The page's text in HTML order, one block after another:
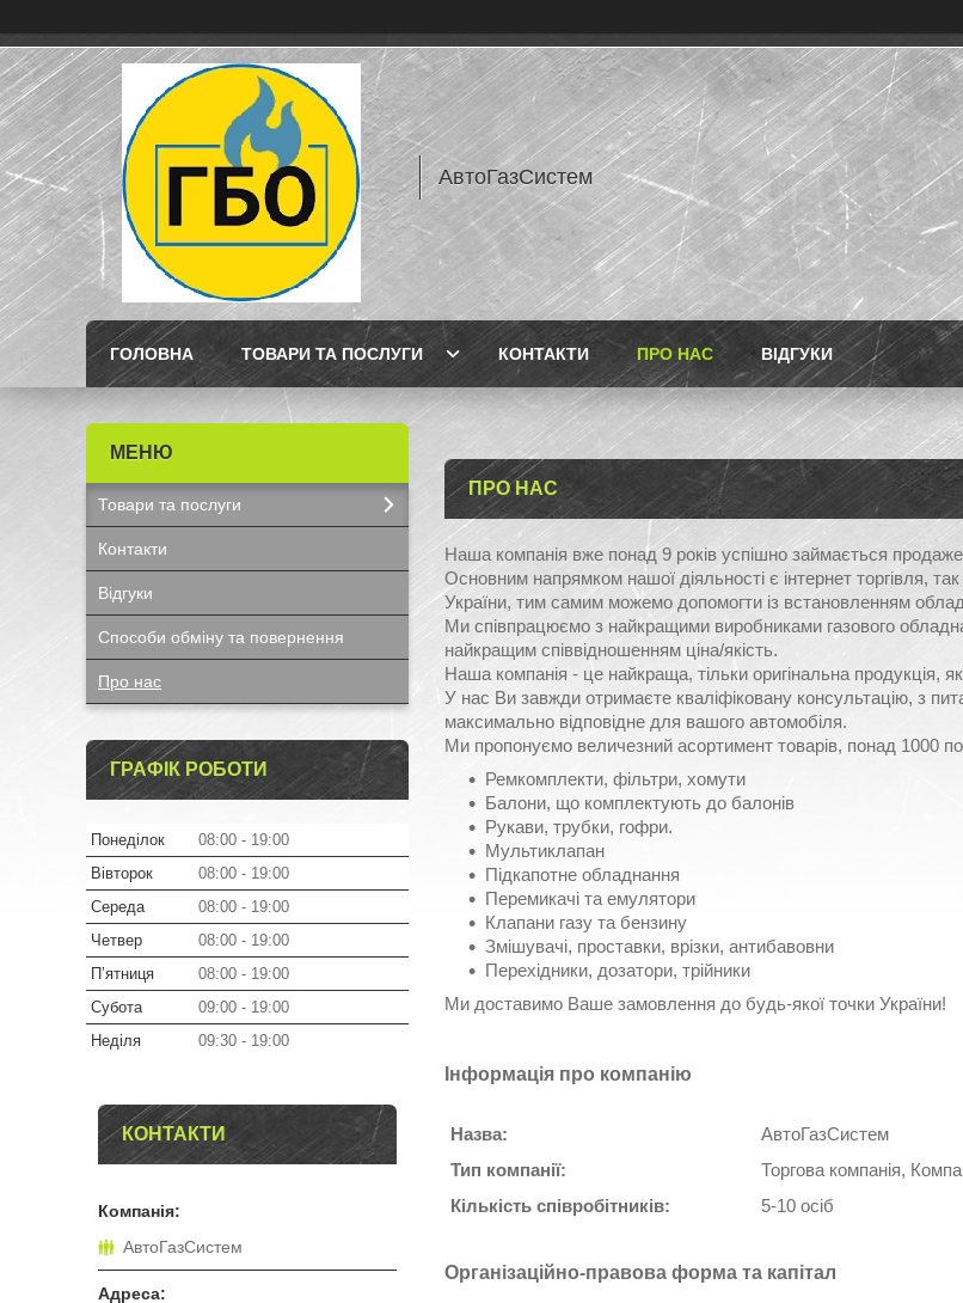
АвтоГазСистем
ГОЛОВНА ТОВАРИ ТА ПОСЛУГИ КОНТАКТИ ПРО НАС ВІДГУКИ
ПРО НАС
Наша компанія вже понад 9 років успішно займається
Основним напрямком нашої діяльності є інтернет торгівля,
України, тим самим можемо допомогти із встановленням
Ми співпрацюємо з найкращими виробниками газового
найкращим співвідношенням ціна/якість.
Наша компанія - це найкраща, тільки оригінальна продукція,
У нас Ви завжди отримаєте кваліфіковану консультацію, з
максимально відповідне для вашого автомобіля.
Ми пропонуємо величезний асортимент товарів, понад 1000
Ремкомплекти, фільтри, хомути
Балони, що комплектують до балонів
Рукави, трубки, гофри.
Мультиклапан
Підкапотне обладнання
Перемикачі та емулятори
Клапани газу та бензину
Змішувачі, проставки, врізки, антибавовни
Перехідники, дозатори, трійники
Ми доставимо Ваше замовлення до будь-якої точки України!
Інформація про компанію
Назва:
АвтоГазСистем
Тип компанії:
Торгова компанія,
Кількість співробітників:
5-10 осіб
Організаційно-правова форма та капітал
Товари та послуги
Контакти
Відгуки
Способи обміну та повернення
Про нас
ГРАФІК РОБОТИ
Понеділок 08:00
19:00
Вівторок
08:00
19:00
Середа
08:00
19:00
Четвер
08:00
19:00
Пʼятниця
08:00
19:00
Субота
09:00
19:00
Неділя
09:30 19:00
КОНТАКТИ
АвтоГазСистем